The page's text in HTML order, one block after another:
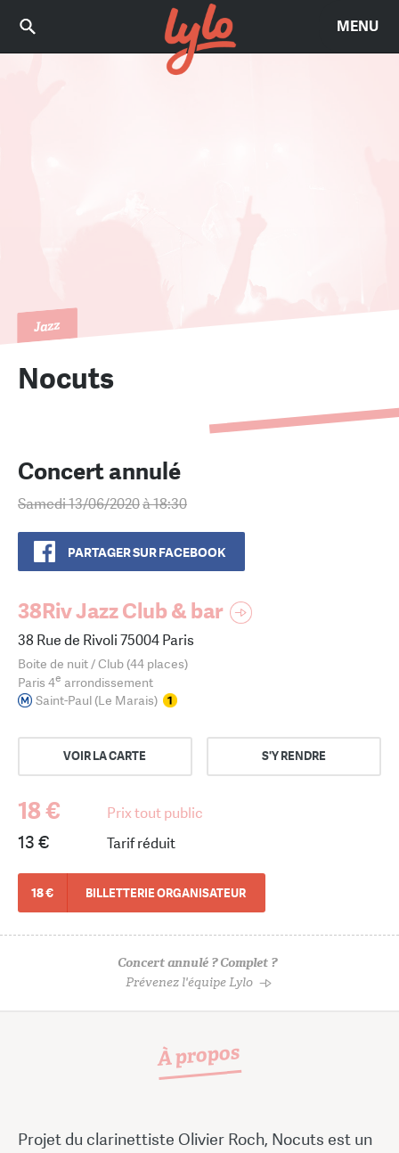
MENU
Jazz
Nocuts
Concert annulé
Samedi 13/06/2020à 18:30
PARTAGER SUR FACEBOOK
38Riv Jazz Club & bar
38 Rue de Rivoli 75004 Paris
Boite de nuit / Club (44 places)
Paris 4e arrondissement
Saint-Paul (Le Marais)
VOIR LA CARTE S'Y RENDRE
18 € Prix tout public
13 € Tarif réduit
18 € BILLETTERIE ORGANISATEUR
Concert annulé ? Complet ?
Prévenez l'équipe Lylo
À propos
Projet du clarinettiste Olivier Roch, Nocuts est un